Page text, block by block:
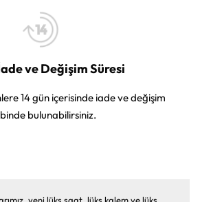
ve Değişim Süresi
14 gün içerisinde iade ve değişim
bulunabilirsiniz.